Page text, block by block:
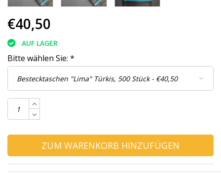
€40,50
AUF LAGER
Bitte wählen Sie: *
ZUM WARENKORB HINZUFÜGEN